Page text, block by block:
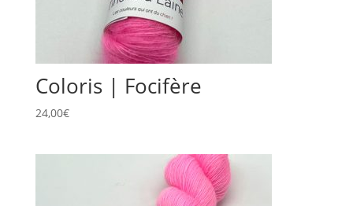
Coloris | Focifère
24,00€